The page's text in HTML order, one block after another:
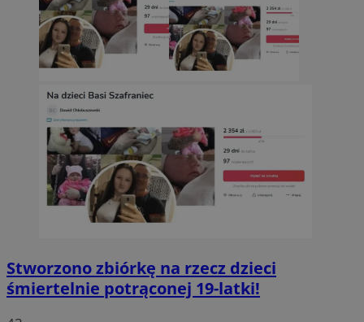
Stworzono zbiórkę na rzecz dzieci
śmiertelnie potrąconej 19-latki!